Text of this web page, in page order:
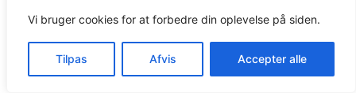
Vi bruger cookies for at forbedre din oplevelse på siden.
Tilpas Afvis Accepter alle